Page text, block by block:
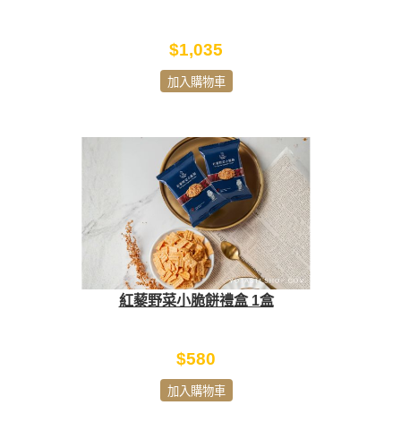
$1,035
加入購物車
紅藜野菜小脆餅禮盒 1盒
$580
加入購物車